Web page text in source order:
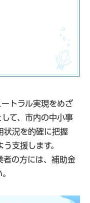
トラル実現をめざ
て、市内の中小事
状況を的確に把握
支援します。
者の方には、補助金